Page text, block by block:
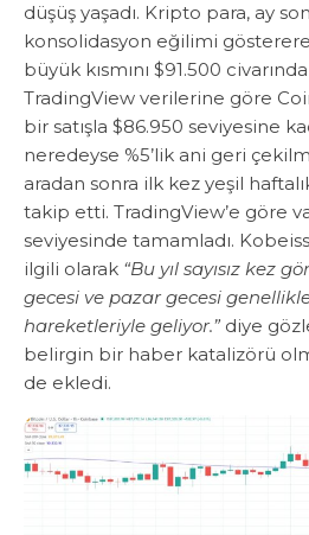
düşüş yaşadı. ​Kripto para, ay
konsolidasyon eğilimi
büyük kısmını $91.500
TradingView verilerine göre
bir satışla $86.950 seviyesine
neredeyse %5’lik ani geri
aradan sonra ilk kez yeşil
takip etti. TradingView’e göre
seviyesinde tamamladı.
ilgili olarak “Bu yıl sayısız kez
gecesi ve pazar gecesi
hareketleriyle geliyor.” diye
belirgin bir haber katalizörü
de ekledi.